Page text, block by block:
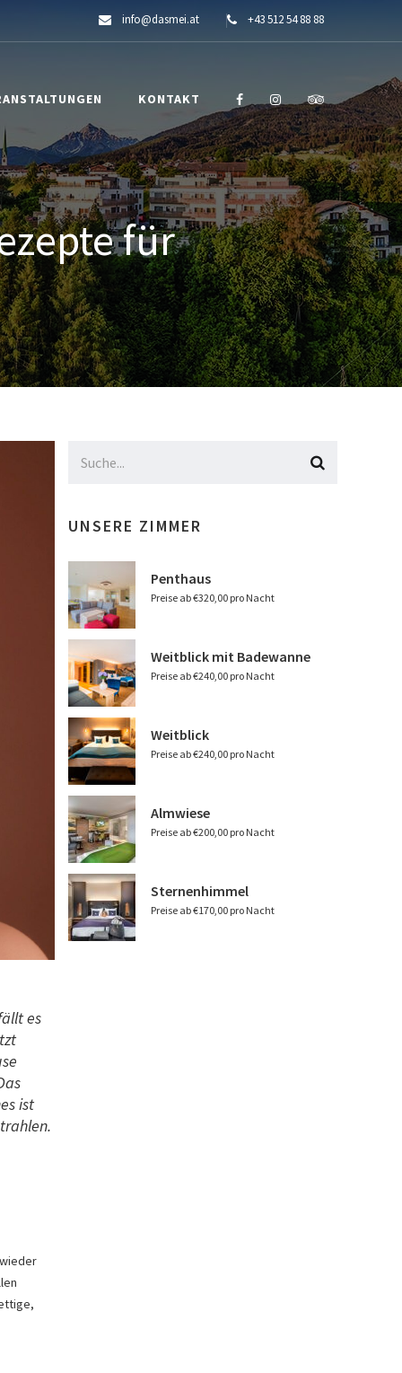
info@dasmei.at +43 512 54 88 88
KONTAKT
für
es
ist
UNSERE ZIMMER
Penthaus
Preise ab €320,00 pro Nacht
Weitblick mit Badewanne
Preise ab €240,00 pro Nacht
Weitblick
Preise ab €240,00 pro Nacht
Almwiese
Preise ab €200,00 pro Nacht
Sternenhimmel
Preise ab €170,00 pro Nacht